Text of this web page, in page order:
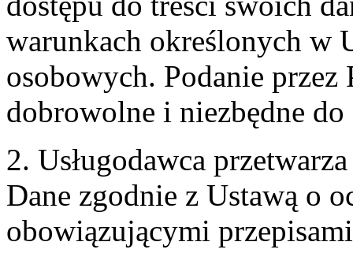
warunkach określonych w
osobowych. Podanie przez
dobrowolne i niezbędne
2. Usługodawca
Dane zgodnie z Ustawą o
obowiązującymi